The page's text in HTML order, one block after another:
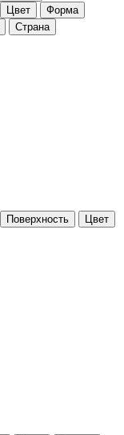
Цвет
Форма
Страна
Поверхность
Цвет